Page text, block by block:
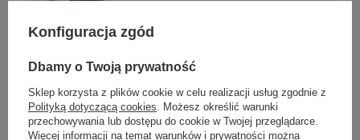
limonkowy
2016103241248
Konfiguracja zgód
Dbamy o Twoją prywatność
Sklep korzysta z plików cookie w celu realizacji usług zgodnie z
Polityką dotyczącą cookies . Możesz określić warunki
przechowywania lub dostępu do cookie w Twojej przeglądarce.
Więcej informacji na temat warunków i prywatności można